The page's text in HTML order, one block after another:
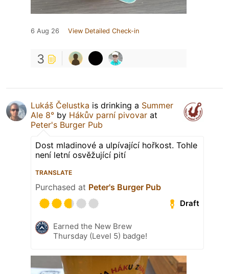
6 Aug 26 View Detailed Check-in
3
Lukáš Čelustka is drinking a Summer
Ale 8° by Hákův parní pivovar at
Peter's Burger Pub
Dost mladinové a ulpívající hořkost. Tohle
není letní osvěžující pití
TRANSLATE
Purchased at Peter's Burger Pub
Draft
Earned the New Brew
Thursday (Level 5) badge!